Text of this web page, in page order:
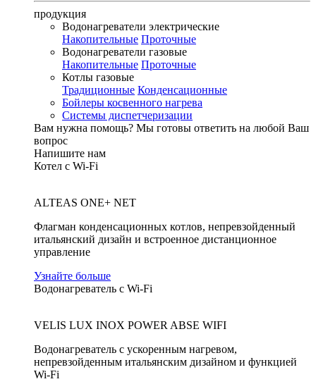
продукция
Водонагреватели электрические
Накопительные Проточные
Водонагреватели газовые
Накопительные Проточные
Котлы газовые
Традиционные Конденсационные
Бойлеры косвенного нагрева
Системы диспетчеризации
Вам нужна помощь? Мы готовы ответить на любой Ваш
вопрос
Напишите нам
Котел с Wi-Fi
ALTEAS ONE+ NET
Флагман конденсационных котлов, непревзойденный
итальянский дизайн и встроенное дистанционное
управление
Узнайте больше
Водонагреватель с Wi-Fi
VELIS LUX INOX POWER ABSE WIFI
Водонагреватель с ускоренным нагревом,
непревзойденным итальянским дизайном и функцией
Wi-Fi